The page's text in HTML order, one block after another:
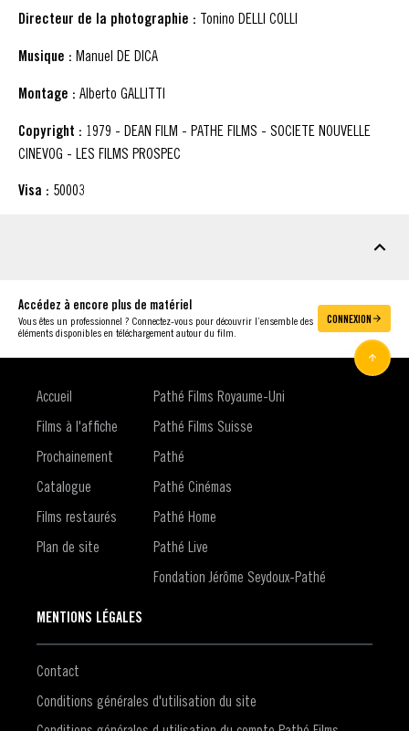
Directeur de la photographie : Tonino DELLI COLLI
Musique : Manuel DE DICA
Montage : Alberto GALLITTI
Copyright : 1979 - DEAN FILM - PATHE FILMS - SOCIETE NOUVELLE
CINEVOG - LES FILMS PROSPEC
Visa : 50003
Accédez à encore plus de matériel
Vous êtes un professionnel ? Connectez-vous pour découvrir l’ensemble des
éléments disponibles en téléchargement autour du film.
CONNEXION
Accueil
Films à l'affiche
Prochainement
Catalogue
Films restaurés
Plan de site
Pathé Films Royaume-Uni
Pathé Films Suisse
Pathé
Pathé Cinémas
Pathé Home
Pathé Live
Fondation Jérôme Seydoux-Pathé
MENTIONS LÉGALES
Contact
Conditions générales d'utilisation du site